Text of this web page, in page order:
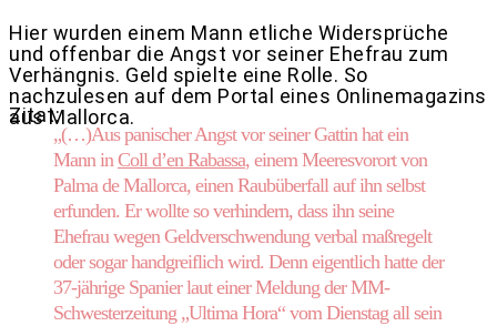
Hier wurden einem Mann etliche Widersprüche
und offenbar die Angst vor seiner Ehefrau zum
Verhängnis. Geld spielte eine Rolle. So
nachzulesen auf dem Portal eines Onlinemagazins
aus Mallorca.
Zitat:
„(…)Aus panischer Angst vor seiner Gattin hat ein
Mann inColl d’en Rabassa, einem Meeresvorort von
Palma de Mallorca, einen Raubüberfall auf ihn selbst
erfunden. Er wollte so verhindern, dass ihn seine
Ehefrau wegen Geldverschwendung verbal maßregelt
oder sogar handgreiflich wird. Denn eigentlich hatte der
37-jährige Spanier laut einer Meldung der MM-
Schwesterzeitung „Ultima Hora“ vom Dienstag all sein